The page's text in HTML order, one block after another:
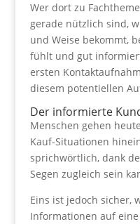
Wer dort zu
gerade nützlich sind,
und Weise bekommt,
fühlt und gut
ersten
diesem potentiellen
Der informierte
Menschen gehen
Kauf-Situationen
sprichwörtlich, dank
Segen zugleich sein
Eins ist jedoch sicher,
Informationen auf